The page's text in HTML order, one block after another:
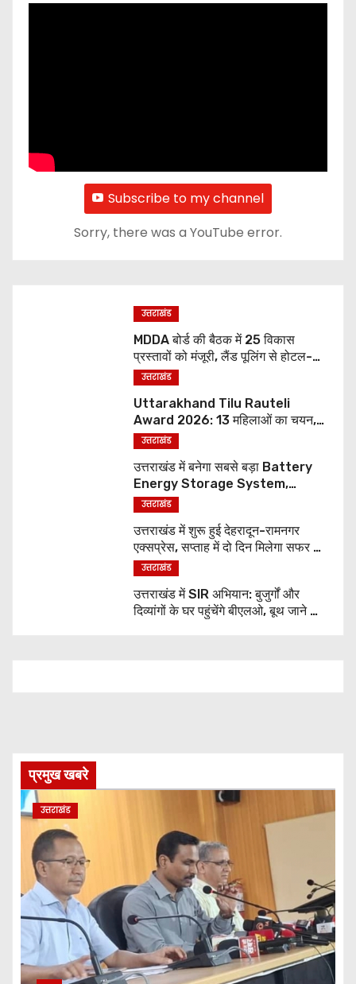
Subscribe to my channel
Sorry, there was a YouTube error.
उत्तराखंड
MDDA बोर्ड की बैठक में 25 विकास
प्रस्तावों को मंजूरी, लैंड पूलिंग से होटल-
पर्यटन परियोजनाओं को मिलेगी रफ्तार
उत्तराखंड
Uttarakhand Tilu Rauteli
Award 2026: 13 महिलाओं का चयन,
8 अगस्त को सीएम धामी करेंगे सम्मानित
उत्तराखंड
उत्तराखंड में बनेगा सबसे बड़ा Battery
Energy Storage System,
UJVNL लगाएगा 352 करोड़ का प्रोजेक्ट
उत्तराखंड
उत्तराखंड में शुरू हुई देहरादून-रामनगर
एक्सप्रेस, सप्ताह में दो दिन मिलेगा सफर का
नया विकल्प
उत्तराखंड
उत्तराखंड में SIR अभियान: बुजुर्गों और
दिव्यांगों के घर पहुंचेंगे बीएलओ, बूथ जाने की
प्रमुख खबरे
उत्तराखंड